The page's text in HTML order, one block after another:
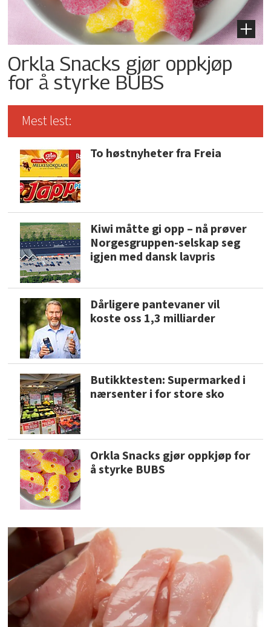
Orkla Snacks gjør oppkjøp
for å styrke BUBS
Mest lest:
To høstnyheter fra Freia
Kiwi måtte gi opp – nå prøver
Norgesgruppen-selskap seg
igjen med dansk lavpris
Dårligere pantevaner vil
koste oss 1,3 milliarder
Butikktesten: Supermarked i
nærsenter i for store sko
Orkla Snacks gjør oppkjøp for
å styrke BUBS